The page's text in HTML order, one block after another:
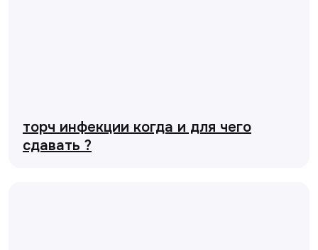
торч инфекции когда и для чего
сдавать ?